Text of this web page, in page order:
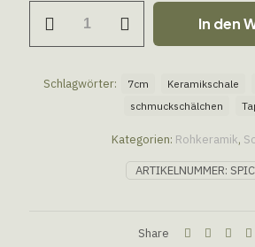
In den
ARTIKELNUMMER:
Kategorien: Rohkeramik,
Schlagwörter: 7cm Keramikschale
schmuckschälchen
Share